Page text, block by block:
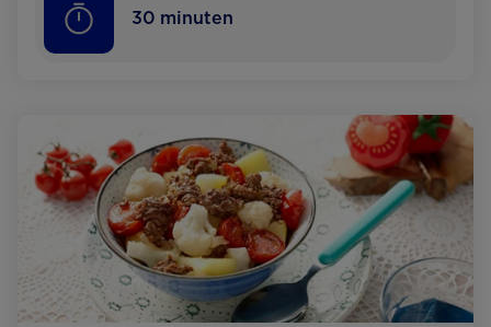
30 minuten